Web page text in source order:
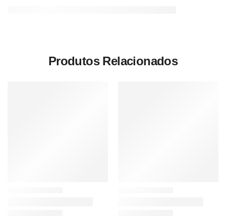
Produtos Relacionados